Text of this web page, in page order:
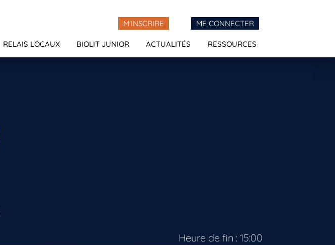
M'INSCRIRE ME CONNECTER
RELAIS LOCAUX BIOLIT JUNIOR ACTUALITÉS RESSOURCES
Heure de fin : 15:00